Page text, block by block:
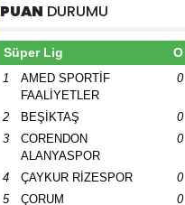
PUAN DURUMU
Süper Lig O
1
AMED SPORTİF
FAALİYETLER
0
2 BEŞİKTAŞ 0
3
CORENDON
ALANYASPOR
0
4 ÇAYKUR RİZESPOR 0
5
ÇORUM 0